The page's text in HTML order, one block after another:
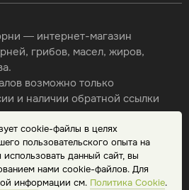
cookie-файлы в целях
пользовательского опыта на
данный сайт, вы
нами cookie-файлов. Для
информации см. Политика Cookie.
— интернет-магазин
грибов, масел, жиров,
возможно только
и наличии обратной ссылки
данных